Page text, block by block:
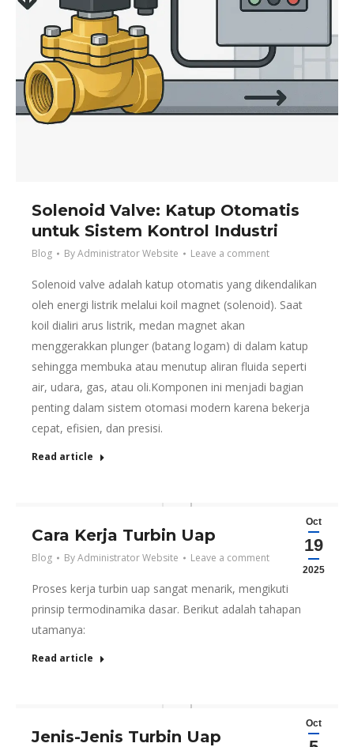
Solenoid Valve: Katup Otomatis
untuk Sistem Kontrol Industri
Blog ByAdministrator Website Leave a comment
Solenoid valve adalah katup otomatis yang dikendalikan
oleh energi listrik melalui koil magnet (solenoid). Saat
koil dialiri arus listrik, medan magnet akan
menggerakkan plunger (batang logam) di dalam katup
sehingga membuka atau menutup aliran fluida seperti
air, udara, gas, atau oli.Komponen ini menjadi bagian
penting dalam sistem otomasi modern karena bekerja
cepat, efisien, dan presisi.
Read article
Oct
19
2025
Cara Kerja Turbin Uap
Blog ByAdministrator Website Leave a comment
Proses kerja turbin uap sangat menarik, mengikuti
prinsip termodinamika dasar. Berikut adalah tahapan
utamanya:
Read article
Oct
Jenis-Jenis Turbin Uap